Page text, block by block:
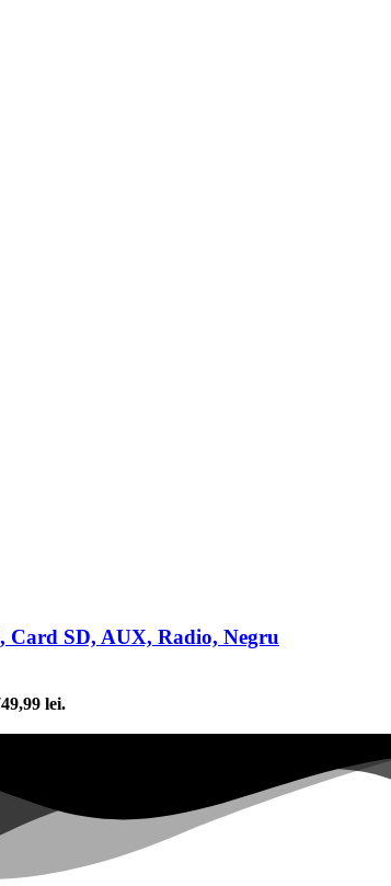
SD, AUX, Radio, Negru
lei.